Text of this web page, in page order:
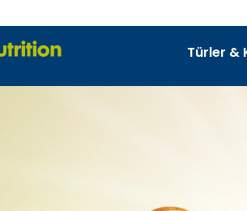
Türler &